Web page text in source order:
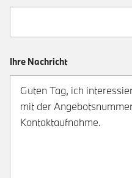
Ihre Nachricht